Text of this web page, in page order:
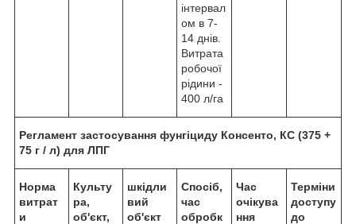
інтервал
ом в 7-
14 днів.
Витрата
робочої
рідини -
400 л/га
Регламент застосування фунгіциду Консенто, КС (375 +
75 г / л) для ЛПГ
Норма
витрат
и
Культу
ра,
об'єкт,
шкідли
вий
об'єкт
Спосіб,
час
обробк
Час
очікува
ння
Терміни
доступу
до